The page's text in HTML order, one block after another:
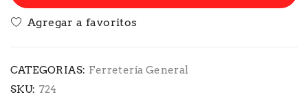
CATEGORIAS: Ferretería General
SKU: 724